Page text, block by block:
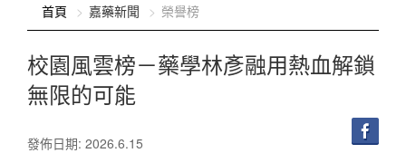
首頁 嘉藥新聞 榮譽榜
校園風雲榜－藥學林彥融用熱血解鎖
無限的可能
發佈日期: 2026.6.15